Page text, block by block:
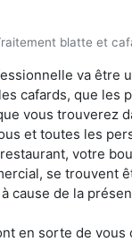
blatte et
va être
cafards, que les
vous trouverez
et toutes les
votre
se trouvent
cause de la
en sorte de vous